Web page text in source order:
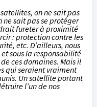
on ne sait pas
sait pas se protéger
fureter à proximité
: protection contre les
etc. D’ailleurs, nous
et sous la responsabilité
ces domaines. Mais il
qui seraient vraiment
Un satellite portant
l’un de nos